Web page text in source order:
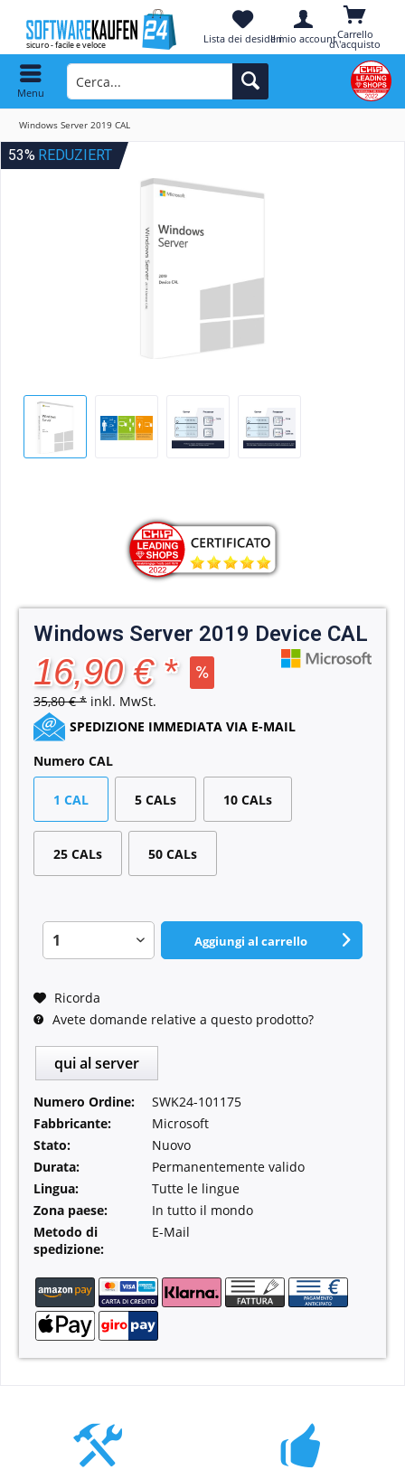
Carrello
d\'acquisto
Lista dei desideriIl mio account
Menu
Windows Server 2019 CAL
53% REDUZIERT
Windows Server 2019 Device CAL
16,90 € *
35,80 € * inkl. MwSt.
SPEDIZIONE IMMEDIATA VIA E-MAIL
Numero CAL
1 CAL 5 CALs 10 CALs
25 CALs 50 CALs
Aggiungi al carrello
Ricorda
Avete domande relative a questo prodotto?
qui al server
Numero Ordine:
SWK24-101175
Fabbricante:
Microsoft
Stato:
Nuovo
Durata:
Permanentemente valido
Lingua:
Tutte le lingue
Zona paese:
In tutto il mondo
Metodo di
spedizione:
E-Mail